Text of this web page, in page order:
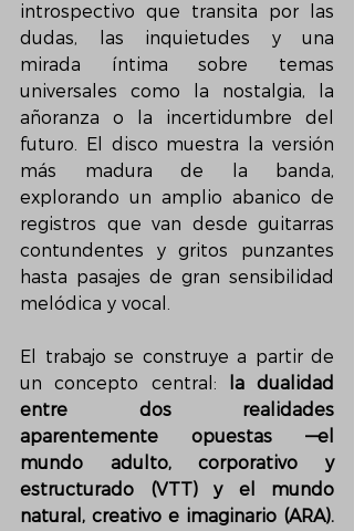
introspectivo que transita por las
dudas, las inquietudes y una
mirada íntima sobre temas
universales como la nostalgia, la
añoranza o la incertidumbre del
futuro. El disco muestra la versión
más madura de la banda,
explorando un amplio abanico de
registros que van desde guitarras
contundentes y gritos punzantes
hasta pasajes de gran sensibilidad
melódica y vocal.
El trabajo se construye a partir de
un concepto central:
la dualidad
entre dos realidades
aparentemente opuestas —el
mundo adulto, corporativo y
estructurado (VTT) y el mundo
natural, creativo e imaginario (ARA).